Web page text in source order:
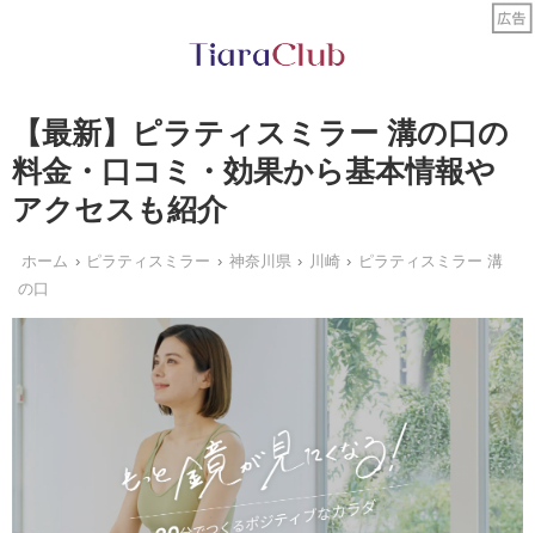
【最新】ピラティスミラー 溝の口の
料金・口コミ・効果から基本情報や
アクセスも紹介
ホーム ピラティスミラー 神奈川県 川崎
ピラティスミラー 溝
の口